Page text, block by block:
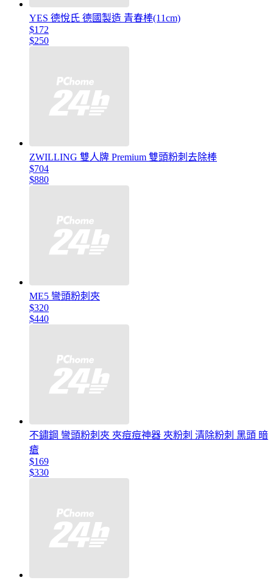
YES 德悅氏 德國製造 青春棒(11cm)
$172
$250
ZWILLING 雙人牌 Premium 雙頭粉刺去除棒
$704
$880
ME5 彎頭粉刺夾
$320
$440
不鏽鋼 彎頭粉刺夾 夾痘痘神器 夾粉刺 清除粉刺 黑頭 暗
瘡
$169
$330